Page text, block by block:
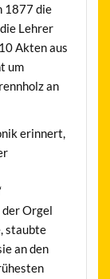
1877 die
Lehrer
Akten aus
um
an
erinnert,
der Orgel
staubte
an den